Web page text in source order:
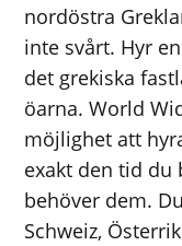
nordöstra
inte svårt. Hyr
det grekiska
öarna. World
möjlighet att
exakt den tid du
behöver dem.
Schweiz,